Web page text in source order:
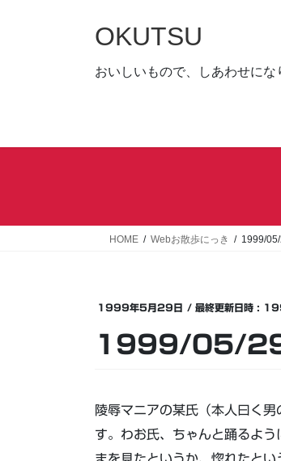
キ
に
OKUTSU
おいしいもので、しあわせにな
HOME Webお散歩にっき 1999/
1999年5月29日 / 最終更新日時 :
1999/05/
陵辱マニアの某氏（本人曰く
す。わお氏、ちゃんと踊るよう